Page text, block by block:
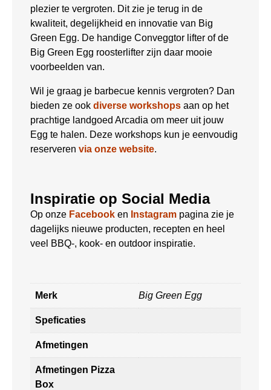
plezier te vergroten. Dit zie je terug in de
kwaliteit, degelijkheid en innovatie van Big
Green Egg. De handige Conveggtor lifter of de
Big Green Egg roosterlifter zijn daar mooie
voorbeelden van.
Wil je graag je barbecue kennis vergroten? Dan
bieden ze ook diverse workshops aan op het
prachtige landgoed Arcadia om meer uit jouw
Egg te halen. Deze workshops kun je eenvoudig
reserveren via onze website.
Inspiratie op Social Media
Op onze Facebook en Instagram pagina zie je
dagelijks nieuwe producten, recepten en heel
veel BBQ-, kook- en outdoor inspiratie.
Merk Big Green Egg
Speficaties
Afmetingen
Afmetingen Pizza
Box